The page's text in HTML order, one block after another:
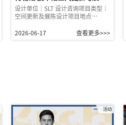
设计（SLT）
设计单位｜SLT 设计咨询项目类型｜
空间更新及展陈设计项目地点…
2026-06-17 查看更多>>>
活动